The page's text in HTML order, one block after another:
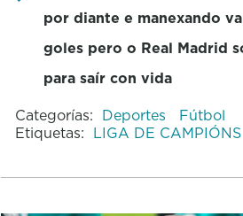
por diante e manexando
goles pero o Real Madrid
para saír con vida
Categorías: Deportes
Fútbol
Etiquetas: LIGA DE CAMPIÓNS